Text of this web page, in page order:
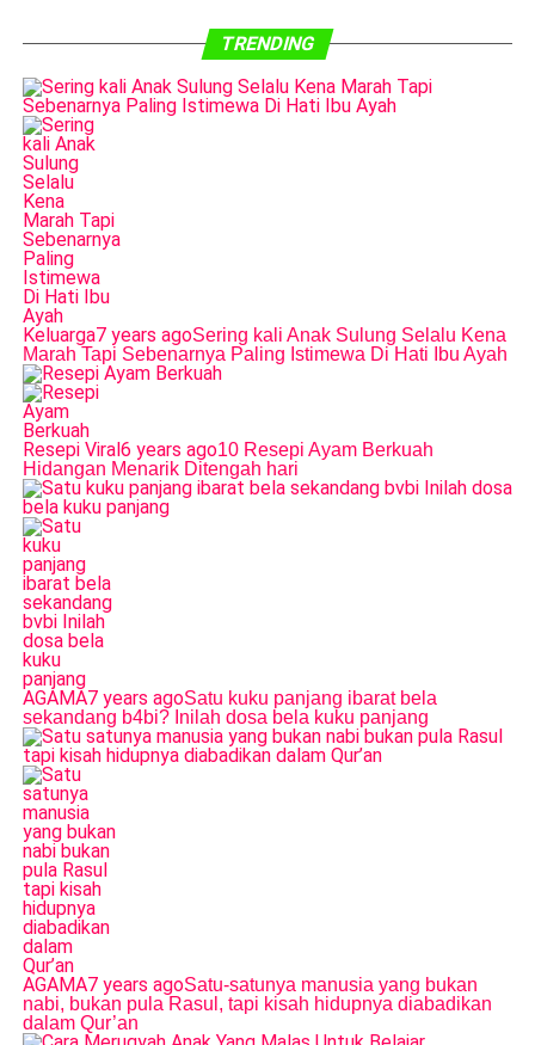
TRENDING
Keluarga7 years agoSering kali Anak Sulung Selalu Kena
Marah Tapi Sebenarnya Paling Istimewa Di Hati Ibu Ayah
Resepi Viral6 years ago10 Resepi Ayam Berkuah
Hidangan Menarik Ditengah hari
AGAMA7 years agoSatu kuku panjang ibarat bela
sekandang b4bi? Inilah dosa bela kuku panjang
AGAMA7 years agoSatu-satunya manusia yang bukan
nabi, bukan pula Rasul, tapi kisah hidupnya diabadikan
dalam Qur’an